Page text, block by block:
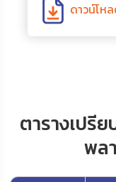
ดาวน์โห
ตารางเปรี
พล